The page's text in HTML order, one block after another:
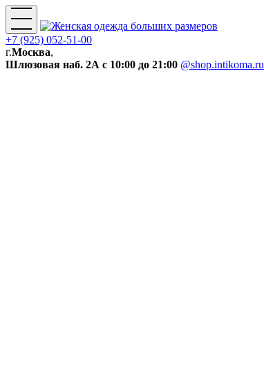
+7 (925) 052-51-00
г.Москва,
Шлюзовая наб. 2А с 10:00 до 21:00 @shop.intikoma.ru